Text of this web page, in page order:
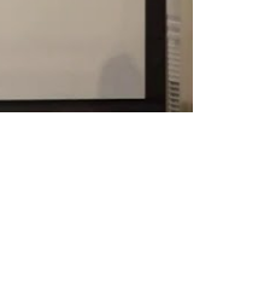
(2)黃敏正主教
帶你做「四旬期
避靜」—【逾越